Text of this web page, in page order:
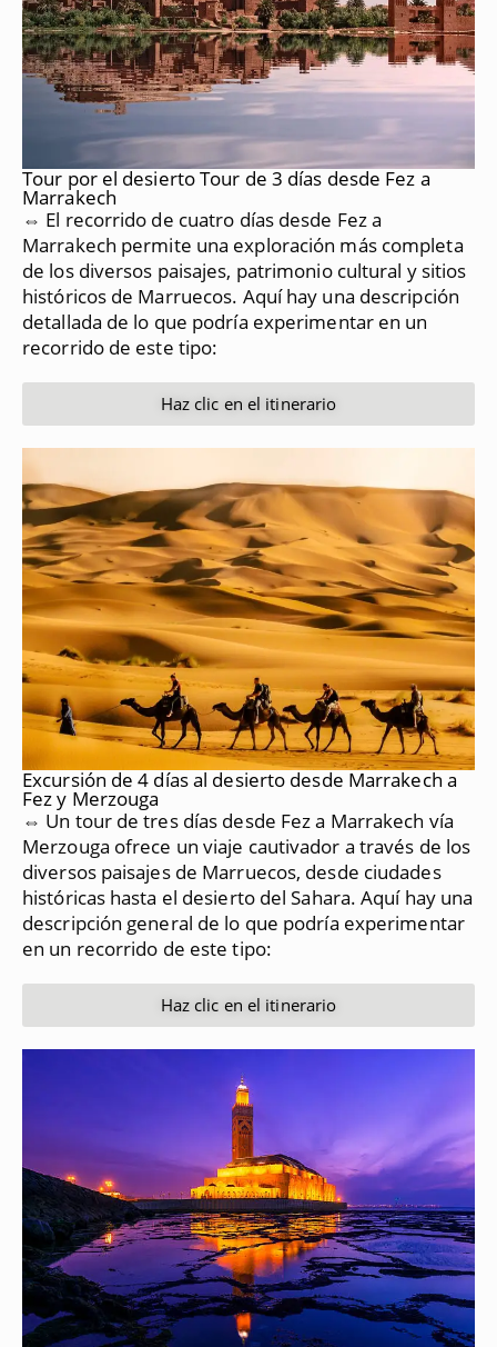
Tour por el desierto Tour de 3 días desde Fez a
Marrakech
⇔ El recorrido de cuatro días desde Fez a
Marrakech permite una exploración más completa
de los diversos paisajes, patrimonio cultural y sitios
históricos de Marruecos. Aquí hay una descripción
detallada de lo que podría experimentar en un
recorrido de este tipo:
Haz clic en el itinerario
Excursión de 4 días al desierto desde Marrakech a
Fez y Merzouga
⇔ Un tour de tres días desde Fez a Marrakech vía
Merzouga ofrece un viaje cautivador a través de los
diversos paisajes de Marruecos, desde ciudades
históricas hasta el desierto del Sahara. Aquí hay una
descripción general de lo que podría experimentar
en un recorrido de este tipo:
Haz clic en el itinerario